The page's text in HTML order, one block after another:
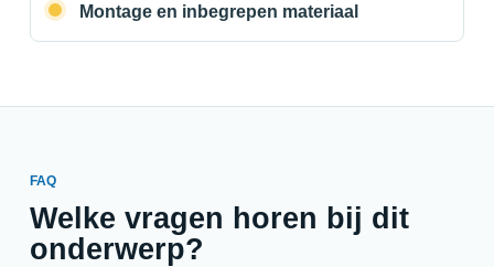
Montage en inbegrepen materiaal
FAQ
Welke vragen horen bij dit
onderwerp?